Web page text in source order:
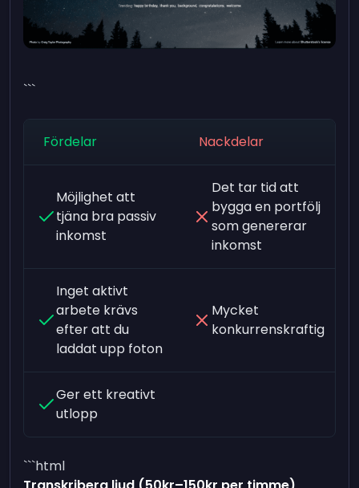
```
Fördelar Nackdelar
Möjlighet att
tjäna bra passiv
inkomst
Det tar tid att
bygga en portfölj
som genererar
inkomst
Inget aktivt
arbete krävs
efter att du
laddat upp foton
Mycket
konkurrenskraftig
Ger ett kreativt
utlopp
```html